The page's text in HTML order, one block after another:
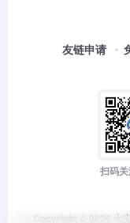
友链申请
扫码
Copyright © 2026 七